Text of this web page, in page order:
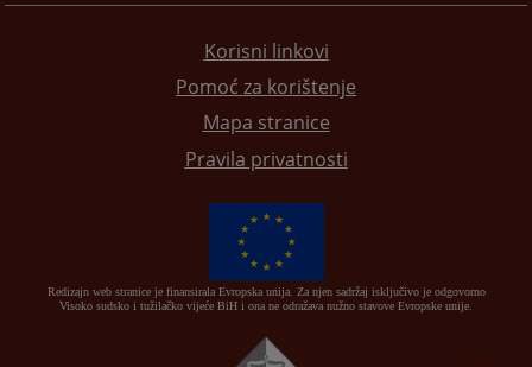
Korisni linkovi
Pomoć za korištenje
Mapa stranice
Pravila privatnosti
Redizajn web stranice je finansirala Evropska unija. Za njen sadržaj isključivo je odgovorno
Visoko sudsko i tužilačko vijeće BiH i ona ne odražava nužno stavove Evropske unije.